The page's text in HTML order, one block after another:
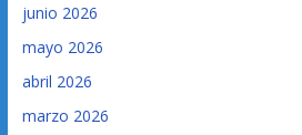
junio 2026
mayo 2026
abril 2026
marzo 2026